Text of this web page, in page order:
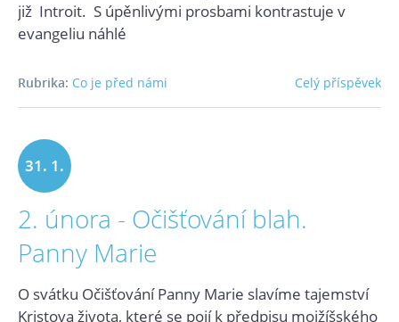
již Introit. S úpěnlivými prosbami kontrastuje v
evangeliu náhlé
Celý příspěvek
Rubrika: Co je před námi
31. 1.
2024
2. února - Očišťování blah.
Panny Marie
O svátku Očišťování Panny Marie slavíme tajemství
Kristova života, které se pojí k předpisu mojžíšského